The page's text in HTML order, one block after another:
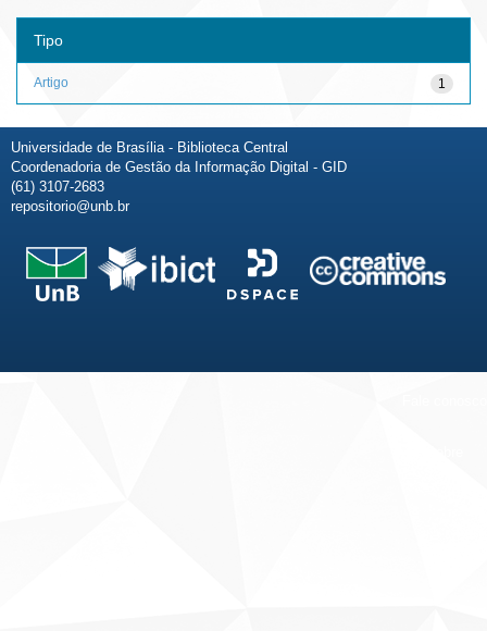
Tipo
1
Artigo
Universidade de Brasília - Biblioteca Central
Coordenadoria de Gestão da Informação Digital - GID
(61) 3107-2683
repositorio@unb.br